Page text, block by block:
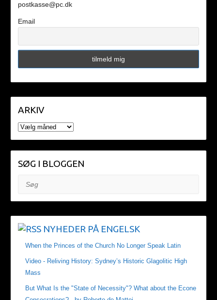
postkasse@pc.dk
Email
ARKIV
ARKIV
SØG I BLOGGEN
Søg
NYHEDER PÅ ENGELSK
When the Princes of the Church No Longer Speak Latin
Video - Reliving History: Sydney’s Historic Glagolitic High
Mass
But What Is the "State of Necessity"? What about the Econe